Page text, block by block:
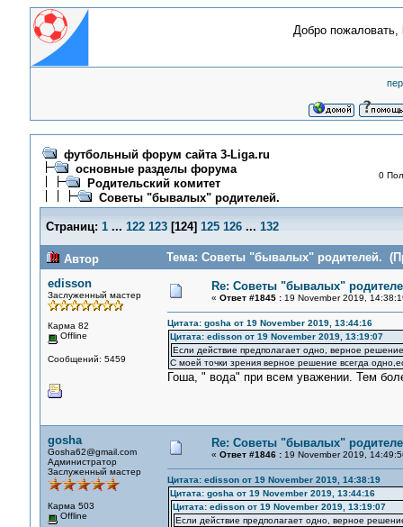
Добро пожаловать,
футбольный форум сайта 3-Liga.ru
основные разделы форума
Родительский комитет
Советы "бывалых" родителей.
0
Страниц: 1 ... 122 123[124] 125 126 ... 132
Автор
Тема: Советы "бывалых" родителей.
edisson
Заслуженный мастер
Карма 82
Offline
Сообщений: 5459
Re: Советы "бывалых"
« Ответ #1845 :19 November 2019,
Цитата: gosha от 19 November 2019, 13:44:16
Цитата: edisson от 19 November 2019, 13:19:07
Если действие предполагает одно, верное
С моей точки зрения верное решение всегда
Гоша, " вода" при всем уважении. Тем
gosha
Gosha62@gmail.com
Администратор
Заслуженный мастер
Карма 503
Offline
Re: Советы "бывалых"
« Ответ #1846 :19 November 2019,
Цитата: edisson от 19 November 2019, 14:38:19
Цитата: gosha от 19 November 2019, 13:44:16
Цитата: edisson от 19 November 2019, 13:19:07
Если действие предполагает одно, верное